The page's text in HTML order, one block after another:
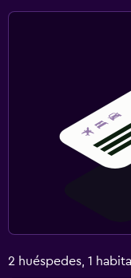
2 huéspedes, 1